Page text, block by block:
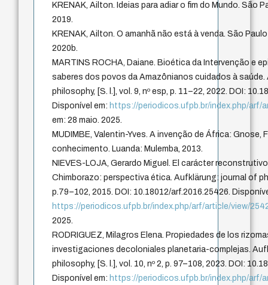
KRENAK, Ailton. Ideias para adiar o fim do Mundo. São
2019.
KRENAK, Ailton. O amanhã não está à venda. São
2020b.
MARTINS ROCHA, Daiane. Bioética da Intervenção e
saberes dos povos da Amazônianos cuidados à
philosophy, [S. l.], vol. 9, nº esp, p. 11–22, 2022. DOI:
Disponível em: https://periodicos.ufpb.br/index.php/arf/
em: 28 maio. 2025.
MUDIMBE, Valentin-Yves. A invenção de África: Gnose,
conhecimento. Luanda: Mulemba, 2013.
NIEVES-LOJA, Gerardo Miguel. El carácter
Chimborazo: perspectiva ética. Aufklärung: journal of
p.79–102, 2015. DOI: 10.18012/arf.2016.25426.
https://periodicos.ufpb.br/index.php/arf/article/view/
2025.
RODRIGUEZ, Milagros Elena. Propiedades de los
investigaciones decoloniales planetaria-complejas.
philosophy, [S. l.], vol. 10, nº 2, p. 97–108, 2023. DOI:
Disponível em: https://periodicos.ufpb.br/index.php/arf/